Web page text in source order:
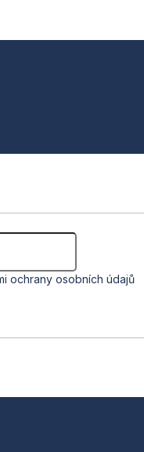
ochrany osobních údajů